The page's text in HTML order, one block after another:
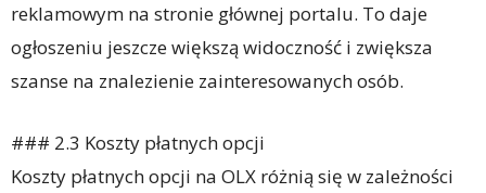
reklamowym na stronie głównej portalu. To daje
ogłoszeniu jeszcze większą widoczność i zwiększa
szanse na znalezienie zainteresowanych osób.
### 2.3 Koszty płatnych opcji
Koszty płatnych opcji na OLX różnią się w zależności